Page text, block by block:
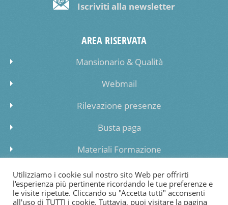
Iscriviti alla newsletter
AREA RISERVATA
Mansionario & Qualità
Webmail
Rilevazione presenze
Busta paga
Materiali Formazione
Inserimento dati lista di attesa
Utilizziamo i cookie sul nostro sito Web per offrirti
l'esperienza più pertinente ricordando le tue preferenze e
le visite ripetute. Cliccando su "Accetta tutti" acconsenti
all'uso di TUTTI i cookie. Tuttavia, puoi visitare la pagina